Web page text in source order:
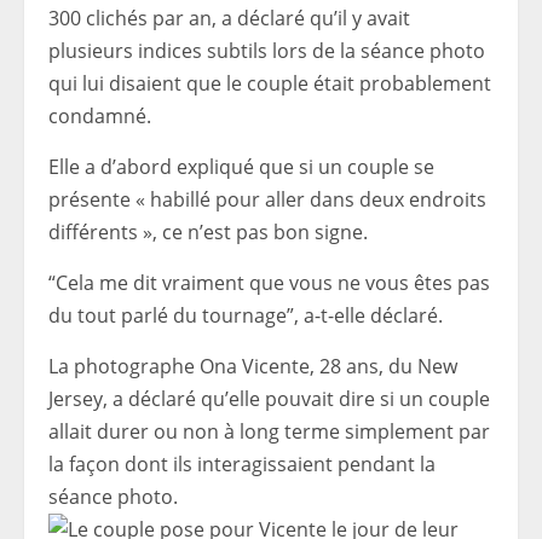
300 clichés par an, a déclaré qu’il y avait
plusieurs indices subtils lors de la séance photo
qui lui disaient que le couple était probablement
condamné.
Elle a d’abord expliqué que si un couple se
présente « habillé pour aller dans deux endroits
différents », ce n’est pas bon signe.
“Cela me dit vraiment que vous ne vous êtes pas
du tout parlé du tournage”, a-t-elle déclaré.
La photographe Ona Vicente, 28 ans, du New
Jersey, a déclaré qu’elle pouvait dire si un couple
allait durer ou non à long terme simplement par
la façon dont ils interagissaient pendant la
séance photo.